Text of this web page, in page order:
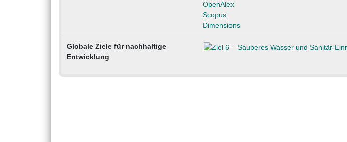
OpenAlex
Scopus
Dimensions
Globale Ziele für nachhaltige
Entwicklung